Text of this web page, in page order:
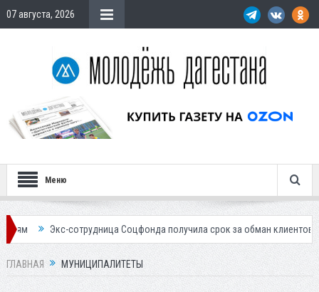
07 августа, 2026
Меню
сотрудница Соцфонда получила срок за обман клиентов Жителей
ГЛАВНАЯ МУНИЦИПАЛИТЕТЫ